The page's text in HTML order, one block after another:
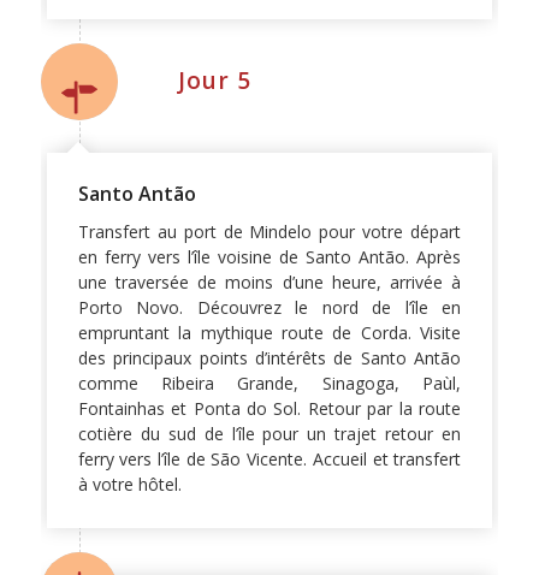
Jour 5
Santo Antão
Transfert au port de Mindelo pour votre départ
en ferry vers l’île voisine de Santo Antão. Après
une traversée de moins d’une heure, arrivée à
Porto Novo. Découvrez le nord de l’île en
empruntant la mythique route de Corda. Visite
des principaux points d’intérêts de Santo Antão
comme Ribeira Grande, Sinagoga, Paùl,
Fontainhas et Ponta do Sol. Retour par la route
cotière du sud de l’île pour un trajet retour en
ferry vers l’île de São Vicente. Accueil et transfert
à votre hôtel.